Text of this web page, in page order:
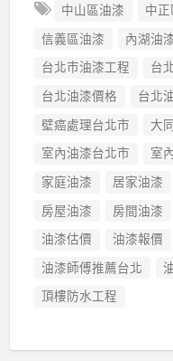
中山區油漆 中
信義區油漆
內湖油
台北市油漆工程
台
台北油漆價格
台北
壁癌處理台北市
大
室內油漆台北市
室
家庭油漆
居家油漆
房屋油漆
房間油漆
油漆估價
油漆報價
油漆師傅推薦台北
頂樓防水工程